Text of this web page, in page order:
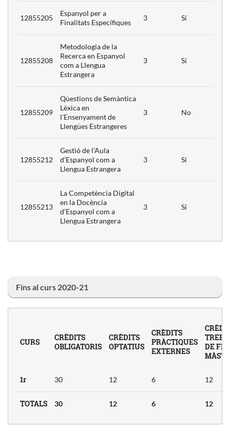
12855205
Espanyol per a
Finalitats Específiques
3 Sí
12855208
Metodologia de la
Recerca en Espanyol
com a Llengua
Estrangera
3 Sí
12855209
Qüestions de Semàntica
Lèxica en
l'Ensenyament de
Llengües Estrangeres
3 No
12855212
Gestió de l’Aula
d’Espanyol com a
Llengua Estrangera
3 Sí
12855213
La Competència Digital
en la Docència
d’Espanyol com a
Llengua Estrangera
3 Sí
Fins al curs 2020-21
CURS
CRÈDITS
OBLIGATORIS
CRÈDITS
OPTATIUS
CRÈDITS
PRÀCTIQUES
EXTERNES
DE FI
1r 30 12 6 12
TOTALS 30 12 6 12